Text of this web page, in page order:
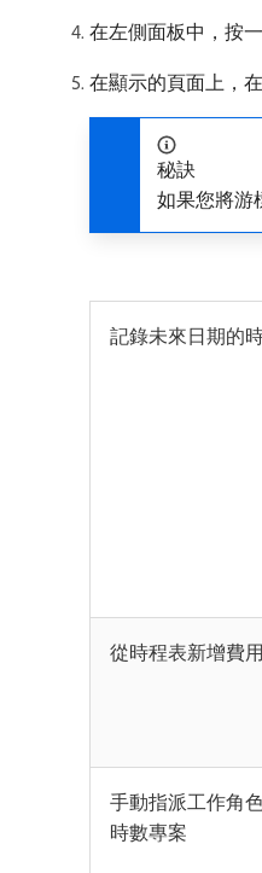
在左側面板中，按
在顯示的頁面上，在​
秘訣
如果您將游
記錄未來日期的
從時程表新增費用
手動指派工作角
時數專案